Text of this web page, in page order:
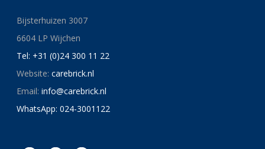
Bijsterhuizen 3007
6604 LP Wijchen
Tel: +31 (0)24 300 11 22
Website:carebrick.nl
Email:info@carebrick.nl
WhatsApp: 024-3001122